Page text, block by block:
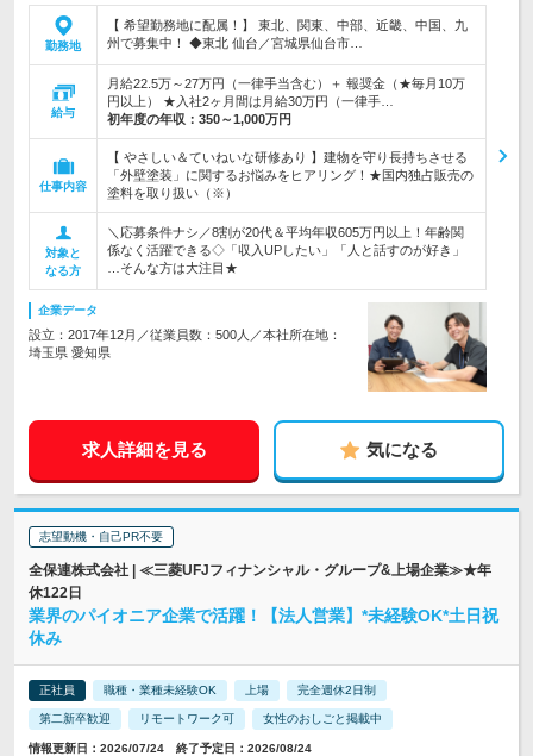
勤務地
【 希望勤務地に配属！】 東北、関東、中部、近畿、中国、九
州で募集中！ ◆東北 仙台／宮城県仙台市…
給与
月給22.5万～27万円（一律手当含む）＋ 報奨金（★毎月10万
円以上） ★入社2ヶ月間は月給30万円（一律手…
初年度の年収： 350～1,000万円
仕事内容
【 やさしい＆ていねいな研修あり 】建物を守り長持ちさせる
「外壁塗装」に関するお悩みをヒアリング！★国内独占販売の
塗料を取り扱い（※）
対象と
なる方
＼応募条件ナシ／8割が20代＆平均年収605万円以上！年齢関
係なく活躍できる◇「収入UPしたい」「人と話すのが好き」
…そんな方は大注目★
企業データ
設立：2017年12月／従業員数：500人／本社所在地：
埼玉県 愛知県
求人詳細を見る 気になる
志望動機・自己PR不要
全保連株式会社 | ≪三菱UFJフィナンシャル・グループ&上場企業≫★年
休122日
業界のパイオニア企業で活躍！【法人営業】*未経験OK*土日祝
休み
正社員 職種・業種未経験OK 上場 完全週休2日制
第二新卒歓迎 リモートワーク可 女性のおしごと掲載中
情報更新日：2026/07/24 終了予定日：2026/08/24